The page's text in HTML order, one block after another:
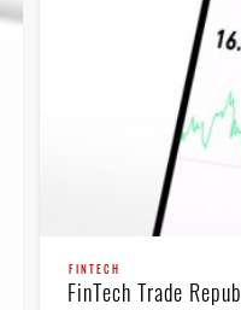
FINTECH
FinTech Trade